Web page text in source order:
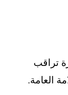
تراقب
العامة.